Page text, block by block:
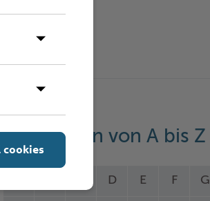
Leistungen von A bis Z
D E F G